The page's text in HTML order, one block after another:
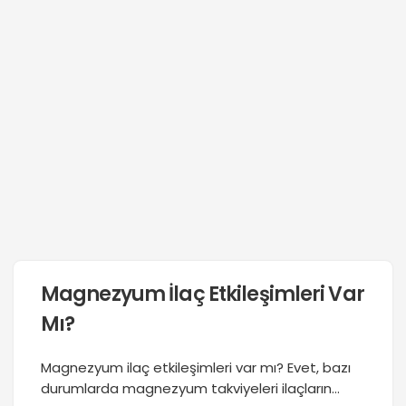
Magnezyum İlaç Etkileşimleri Var
Mı?
Magnezyum ilaç etkileşimleri var mı? Evet, bazı
durumlarda magnezyum takviyeleri ilaçların